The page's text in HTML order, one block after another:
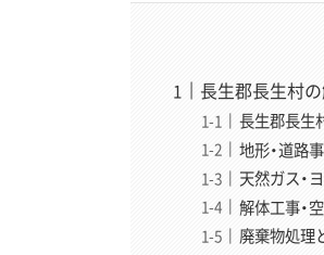
長生郡長生村
長生郡長生
地形・道路
天然ガス・
解体工事・
廃棄物処理